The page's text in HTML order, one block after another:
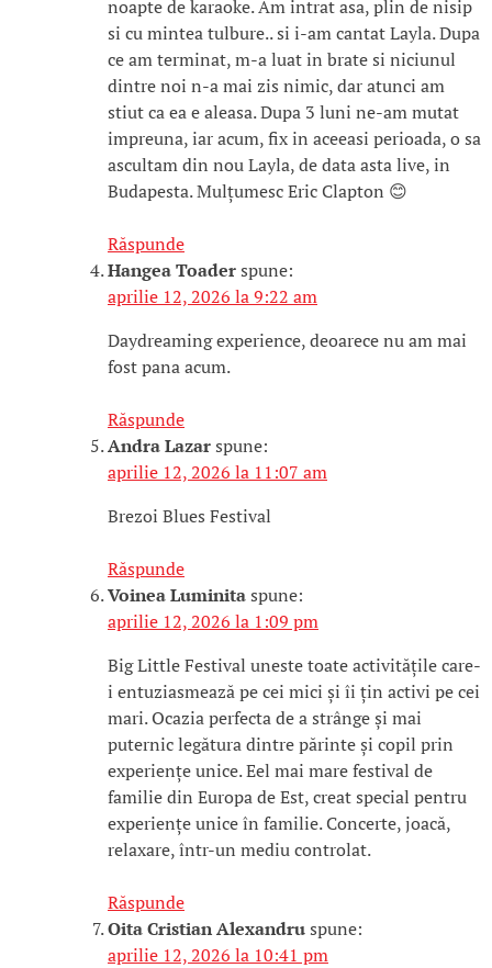
noapte de karaoke. Am intrat asa, plin de nisip
si cu mintea tulbure.. si i-am cantat Layla. Dupa
ce am terminat, m-a luat in brate si niciunul
dintre noi n-a mai zis nimic, dar atunci am
stiut ca ea e aleasa. Dupa 3 luni ne-am mutat
impreuna, iar acum, fix in aceeasi perioada, o sa
ascultam din nou Layla, de data asta live, in
Budapesta. Mulțumesc Eric Clapton 😊
Răspunde
Hangea Toaderspune:
aprilie 12, 2026 la 9:22 am
Daydreaming experience, deoarece nu am mai
fost pana acum.
Răspunde
Andra Lazarspune:
aprilie 12, 2026 la 11:07 am
Brezoi Blues Festival
Răspunde
Voinea Luminitaspune:
aprilie 12, 2026 la 1:09 pm
Big Little Festival uneste toate activitățile care-
i entuziasmează pe cei mici și îi țin activi pe cei
mari. Ocazia perfecta de a strânge și mai
puternic legătura dintre părinte și copil prin
experiențe unice. Eel mai mare festival de
familie din Europa de Est, creat special pentru
experiențe unice în familie. Concerte, joacă,
relaxare, într-un mediu controlat.
Răspunde
Oita Cristian Alexandruspune:
aprilie 12, 2026 la 10:41 pm